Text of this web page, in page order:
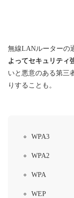
無線LANルーターの
よってセキュリティ
いと悪意のある第三
りすることも。
WPA3
WPA2
WPA
WEP